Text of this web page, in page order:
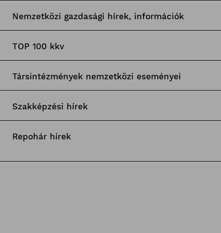
Nemzetközi gazdasági hírek, információk
TOP 100 kkv
Társintézmények nemzetközi eseményei
Szakképzési hírek
Repohár hírek